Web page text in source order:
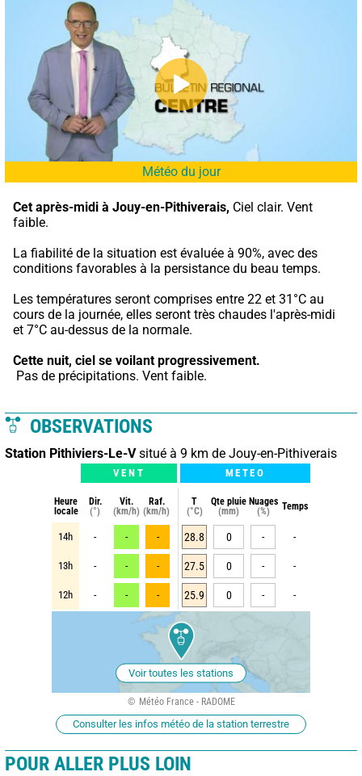
Météo du jour
Cet après-midi à Jouy-en-Pithiverais, Ciel clair. Vent
faible.
La fiabilité de la situation est évaluée à 90%, avec des
conditions favorables à la persistance du beau temps.
Les températures seront comprises entre 22 et 31°C au
cours de la journée, elles seront très chaudes l'après-midi
et 7°C au-dessus de la normale.
Cette nuit, ciel se voilant progressivement.
Pas de précipitations. Vent faible.
OBSERVATIONS
Station Pithiviers-Le-Vsitué à 9 km de Jouy-en-Pithiverais
VENT METEO
Heure
locale
Dir.
(°)
Vit.
(km/h)
Raf.
(km/h)
T
(°C)
Qte pluie
(mm)
Nuages
(%)
Temps
14h - - - 28.8 0 - -
13h - - - 27.5 0 - -
12h - - - 25.9 0 - -
Voir toutes les stations
Météo France - RADOME
Consulter les infos météo de la station terrestre
POUR ALLER PLUS LOIN